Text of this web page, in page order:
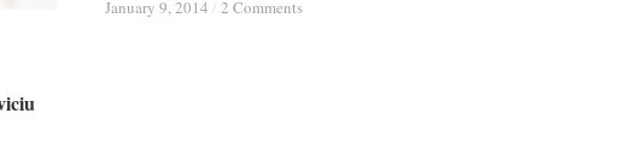
January 9, 2014 / 2 Comments
January 9, 2014 / 2 Comments